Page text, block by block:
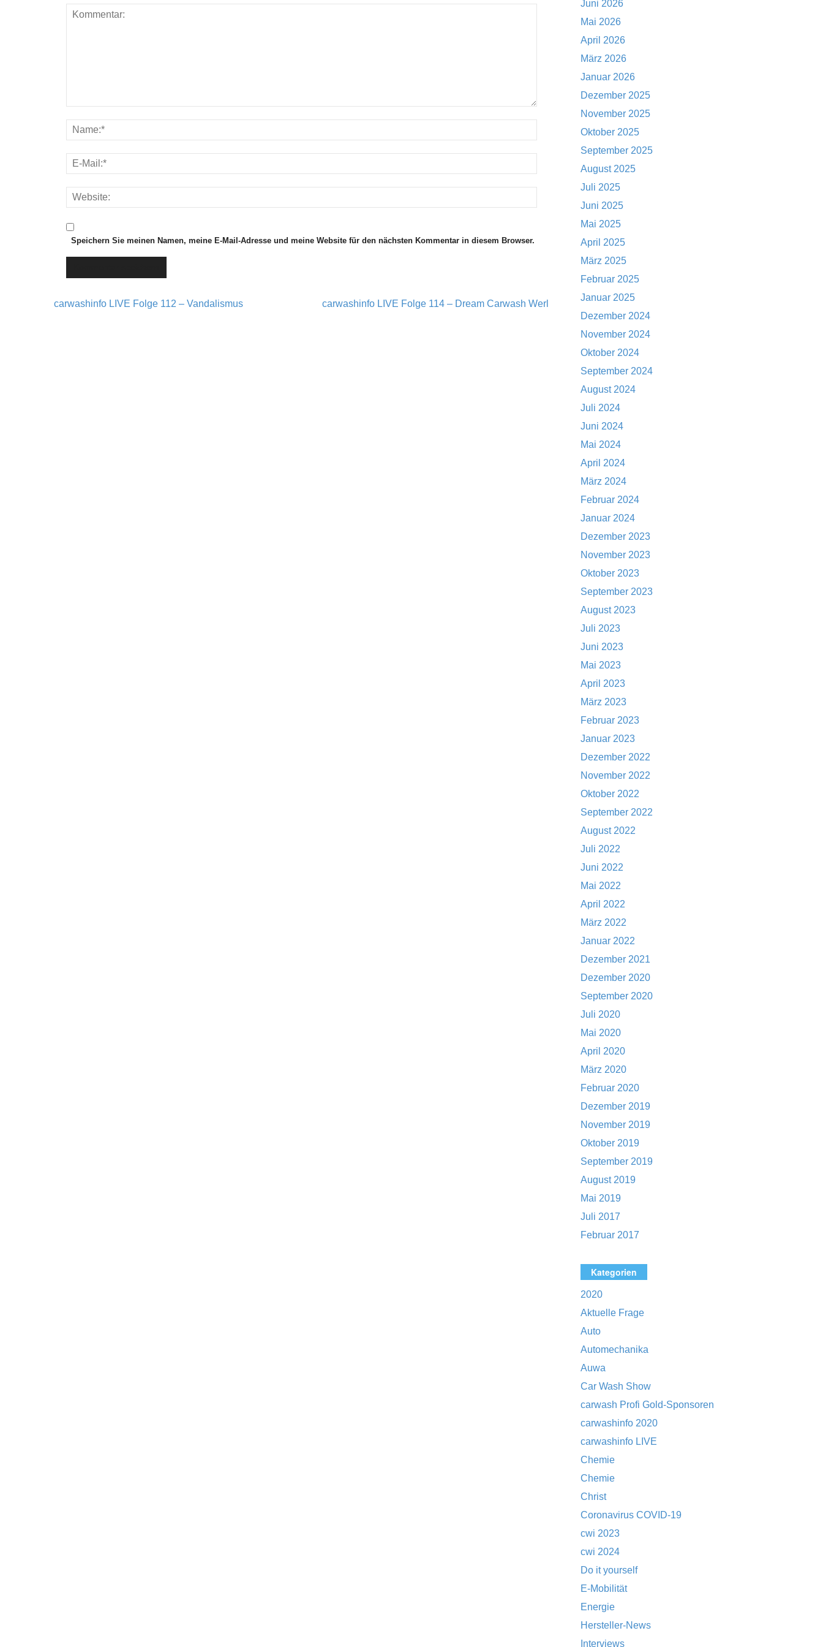
Speichern Sie meinen Namen, meine E-Mail-Adresse und meine Website für den nächsten Kommentar in diesem Browser.
carwashinfo LIVE Folge 112 – Vandalismus carwashinfo LIVE Folge 114 – Dream Carwash Werl
Juni 2026
Mai 2026
April 2026
März 2026
Januar 2026
Dezember 2025
November 2025
Oktober 2025
September 2025
August 2025
Juli 2025
Juni 2025
Mai 2025
April 2025
März 2025
Februar 2025
Januar 2025
Dezember 2024
November 2024
Oktober 2024
September 2024
August 2024
Juli 2024
Juni 2024
Mai 2024
April 2024
März 2024
Februar 2024
Januar 2024
Dezember 2023
November 2023
Oktober 2023
September 2023
August 2023
Juli 2023
Juni 2023
Mai 2023
April 2023
März 2023
Februar 2023
Januar 2023
Dezember 2022
November 2022
Oktober 2022
September 2022
August 2022
Juli 2022
Juni 2022
Mai 2022
April 2022
März 2022
Januar 2022
Dezember 2021
Dezember 2020
September 2020
Juli 2020
Mai 2020
April 2020
März 2020
Februar 2020
Dezember 2019
November 2019
Oktober 2019
September 2019
August 2019
Mai 2019
Juli 2017
Februar 2017
Kategorien
2020
Aktuelle Frage
Auto
Automechanika
Auwa
Car Wash Show
carwash Profi Gold-Sponsoren
carwashinfo 2020
carwashinfo LIVE
Chemie
Chemie
Christ
Coronavirus COVID-19
cwi 2023
cwi 2024
Do it yourself
E-Mobilität
Energie
Hersteller-News
Interviews